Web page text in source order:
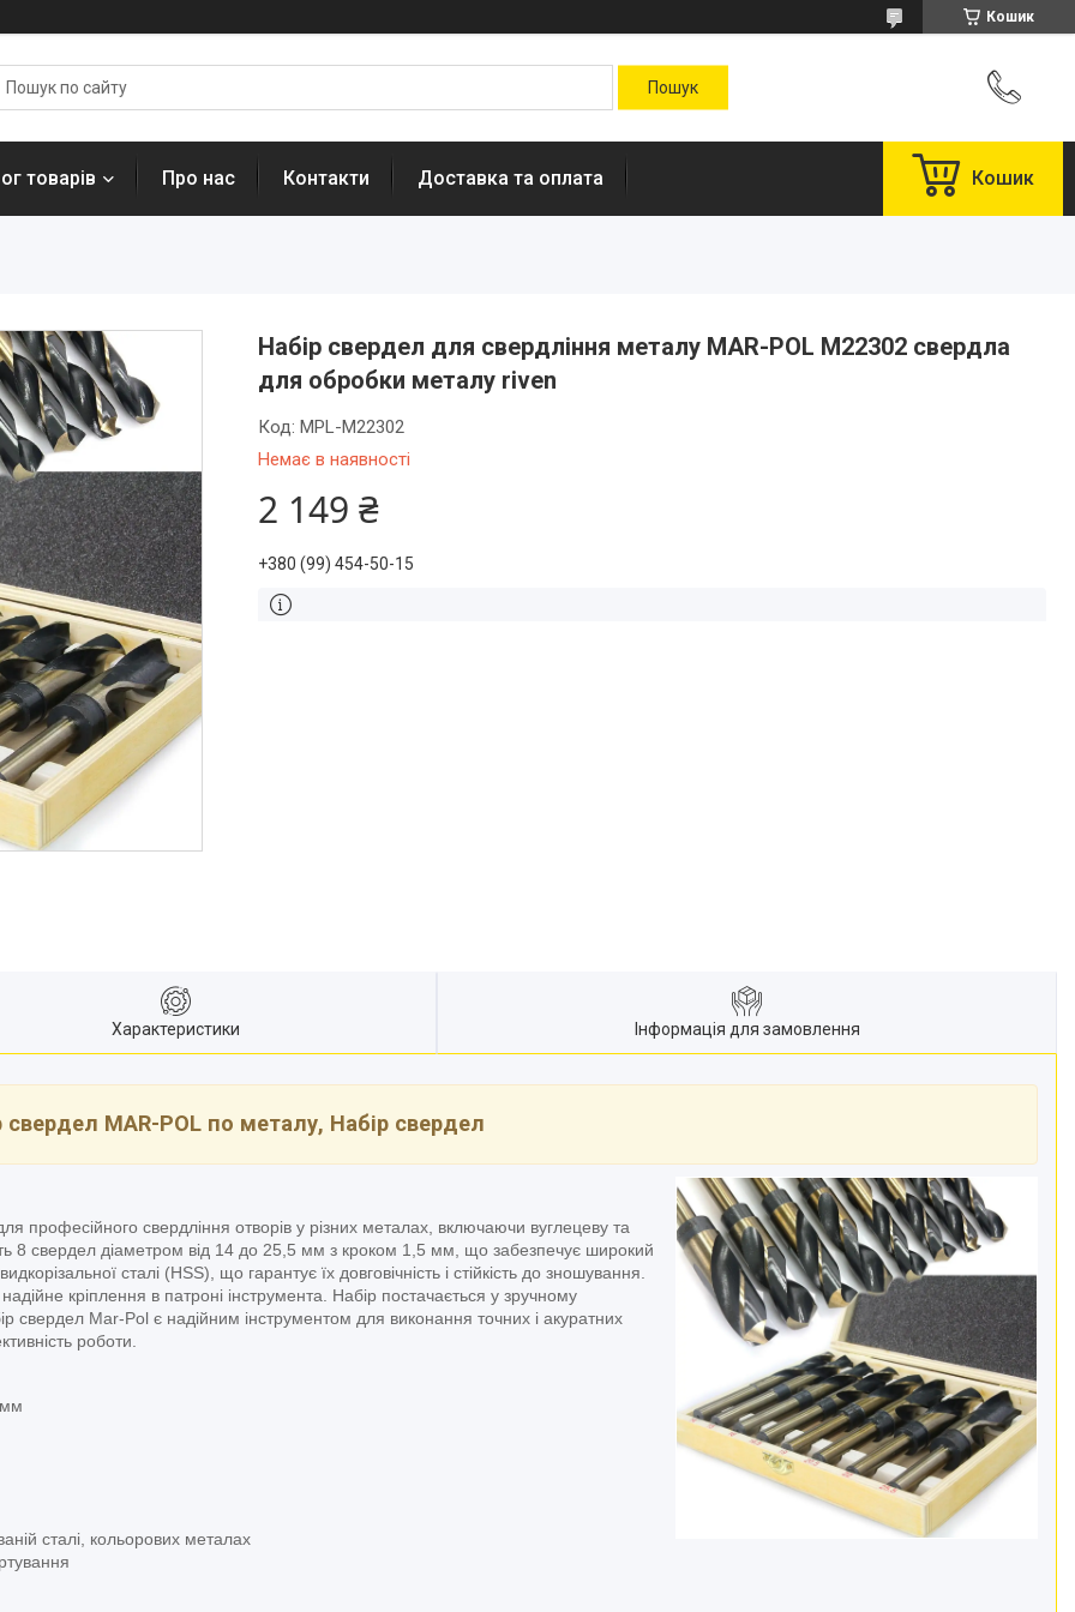
Кошик
товарів Про нас Контакти Доставка та оплата Кошик
Набір свердел для свердління металу MAR-POL M22302 свердла
для обробки металу riven
Немає в наявності
Код: MPL-M22302
2 149 ₴
+380 (99) 454-50-15
Характеристики Інформація для замовлення
MAR-POL по металу, Набір свердел
свердління отворів у різних металах, включаючи вуглецеву та
8 свердел діаметром від 14 до 25,5 мм з кроком 1,5 мм, що забезпечує широкий
сталі (HSS), що гарантує їх довговічність і стійкість до зношування.
кріплення в патроні інструмента. Набір постачається у зручному
свердел Mar-Pol є надійним інструментом для виконання точних і акуратних
роботи.
сталі, кольорових металах